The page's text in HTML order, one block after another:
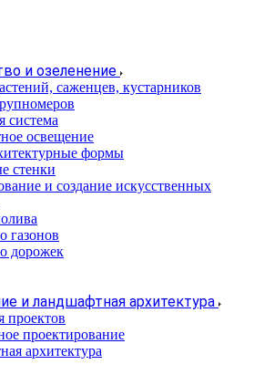
и озеленение
саженцев, кустарников
система
освещение
формы
стенки
и создание искусственных
газонов
дорожек
и ландшафтная архитектура
проектов
проектирование
архитектура